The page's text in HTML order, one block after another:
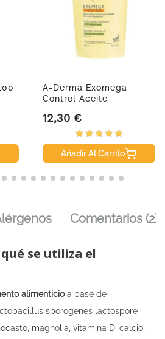
A-Derma Exomega
Control Aceite
Precio
12,30 €
Añadir Al Carrito
Comentarios (2)
se utiliza el
alimenticioa base de
sporogenes lactospore
magnolia, vitamina D, calcio,